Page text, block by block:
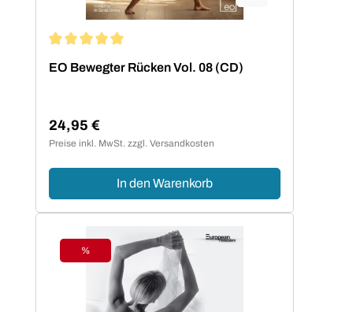
EO Bewegter Rücken Vol. 08 (CD)
Regulärer Preis:
24,95 €
Preise inkl. MwSt. zzgl. Versandkosten
In den Warenkorb
Rabatt
%